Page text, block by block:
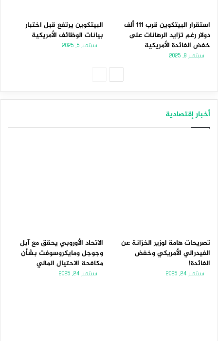
استقرار البيتكوين قرب 111 ألف
دولار رغم تزايد الرهانات على
خفض الفائدة الأمريكية
سبتمبر 8, 2025
البيتكوين يرتفع قبل اختبار
بيانات الوظائف الأمريكية
سبتمبر 5, 2025
أخبار إقتصادية
تصريحات هامة لوزير الخزانة عن
الفيدرالي الأمريكي وخفض
الفائدة!
سبتمبر 24, 2025
الاتحاد الأوروبي يحقق مع آبل
وجوجل ومايكروسوفت بشأن
مكافحة الاحتيال المالي
سبتمبر 24, 2025